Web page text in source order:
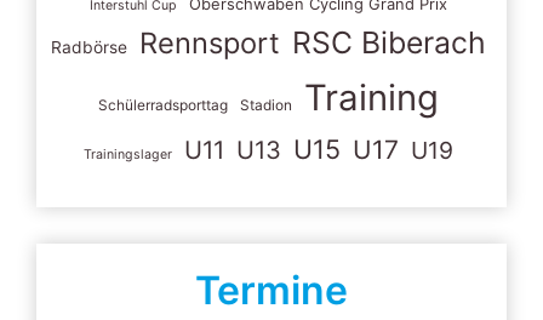
Interstuhl Cup
Radbörse Rennsport RSC Biberach
Schülerradsporttag Stadion Training
Trainingslager U11 U13 U15 U17 U19
Termine